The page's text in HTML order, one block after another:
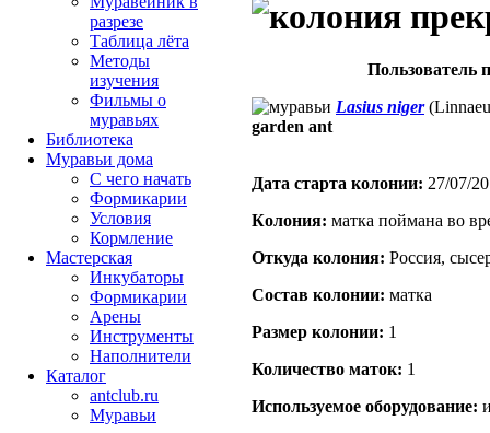
Пользователь
Lasius niger
garden ant
Дата старта кoлонии: 27/07/
Кoлония: матка поймана во
Откуда кoлония: Россия,
Состав кoлонии: матка
Размер кoлонии: 1
Количество маток: 1
Используемое оборудование:
разрезе
Таблица лёта
Методы
изучения
Фильмы о
муравьях
Библиотека
Муравьи дома
С чего начать
Формикарии
Условия
Кормление
Мастерская
Инкубаторы
Формикарии
Арены
Инструменты
Наполнители
Каталог
antclub.ru
Муравьи